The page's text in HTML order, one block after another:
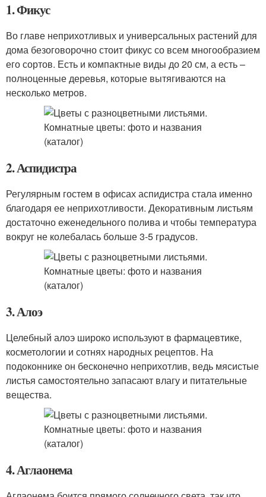
1. Фикус
Во главе неприхотливых и универсальных растений для
дома безоговорочно стоит фикус со всем многообразием
его сортов. Есть и компактные виды до 20 см, а есть –
полноценные деревья, которые вытягиваются на
несколько метров.
2. Аспидистра
Регулярным гостем в офисах аспидистра стала именно
благодаря ее неприхотливости. Декоративным листьям
достаточно еженедельного полива и чтобы температура
вокруг не колебалась больше 3-5 градусов.
3. Алоэ
Целебный алоэ широко используют в фармацевтике,
косметологии и сотнях народных рецептов. На
подоконнике он бесконечно неприхотлив, ведь мясистые
листья самостоятельно запасают влагу и питательные
вещества.
4. Аглаонема